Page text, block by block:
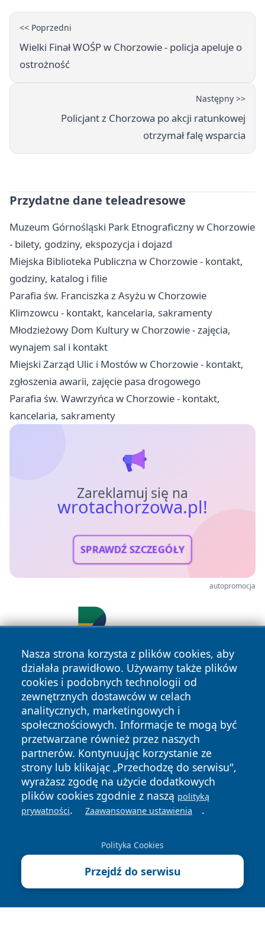
<< Poprzedni
Wielki Finał WOŚP w Chorzowie - policja apeluje o
ostrożność
Następny >>
Policjant z Chorzowa po akcji ratunkowej
otrzymał falę wsparcia
Przydatne dane teleadresowe
Muzeum Górnośląski Park Etnograficzny w Chorzowie
- bilety, godziny, ekspozycja i dojazd
Miejska Biblioteka Publiczna w Chorzowie - kontakt,
godziny, katalog i filie
Parafia św. Franciszka z Asyżu w Chorzowie
Klimzowcu - kontakt, kancelaria, sakramenty
Młodzieżowy Dom Kultury w Chorzowie - zajęcia,
wynajem sal i kontakt
Miejski Zarząd Ulic i Mostów w Chorzowie - kontakt,
zgłoszenia awarii, zajęcie pasa drogowego
Parafia św. Wawrzyńca w Chorzowie - kontakt,
kancelaria, sakramenty
Zareklamuj się na
wrotachorzowa.pl!
SPRAWDŹ SZCZEGÓŁY
autopromocja
Nasza strona korzysta z plików cookies, aby
działała prawidłowo. Używamy także plików
cookies i podobnych technologii od
zewnętrznych dostawców w celach
analitycznych, marketingowych i
społecznościowych. Informacje te mogą być
przetwarzane również przez naszych
partnerów. Kontynuując korzystanie ze
strony lub klikając „Przechodzę do serwisu",
wyrażasz zgodę na użycie dodatkowych
plików cookies zgodnie z naszą polityką
prywatności. Zaawansowane ustawienia .
Polityka Cookies
Przejdź do serwisu
Copyright © 2026 wrotachorzowa.pl Wszystkie prawa
zastrzeżone.
News Autorzy
Polityka
Prywatności
Polityka
Cookies